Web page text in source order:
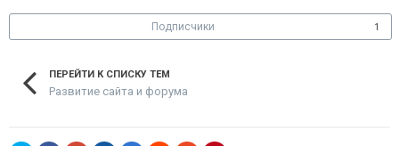
Подписчики 1
ПЕРЕЙТИ К СПИСКУ ТЕМ
Развитие сайта и форума